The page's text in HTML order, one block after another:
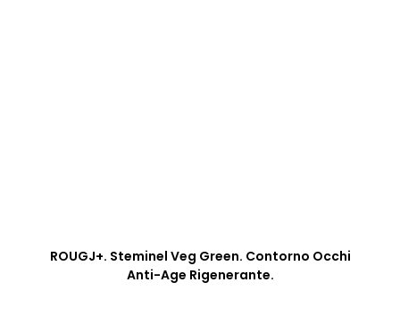
ROUGJ+. Steminel Veg Green. Contorno Occhi
Anti-Age Rigenerante.